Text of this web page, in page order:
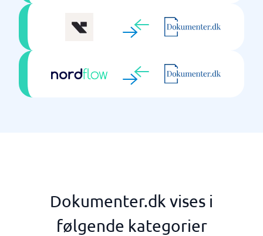
Dokumenter.dk vises i
følgende kategorier